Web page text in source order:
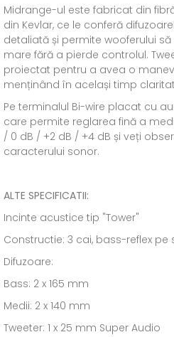
Midrange-ul este fabricat din
din Kevlar, ce le conferă
detaliată și permite wooferului
mare fără a pierde controlul.
proiectat pentru a avea o
menținând în același timp
Pe terminalul Bi-wire placat cu
care permite reglarea fină a
/ 0 dB / +2 dB / +4 dB și veți
caracterului sonor.
ALTE SPECIFICATII:
Incinte acustice tip "Tower"
Constructie: 3 cai, bass-reflex pe
Difuzoare:
Bass: 2 x 165 mm
Medii: 2 x 140 mm
Tweeter: 1 x 25 mm Super Audio